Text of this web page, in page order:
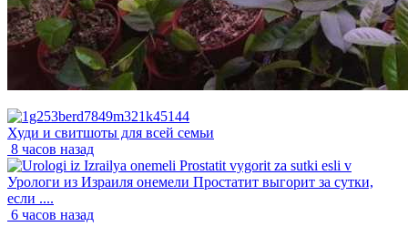
Худи и свитшоты для всей семьи
8 часов назад
Урологи из Израиля онемели Простатит выгорит за сутки,
если ....
6 часов назад